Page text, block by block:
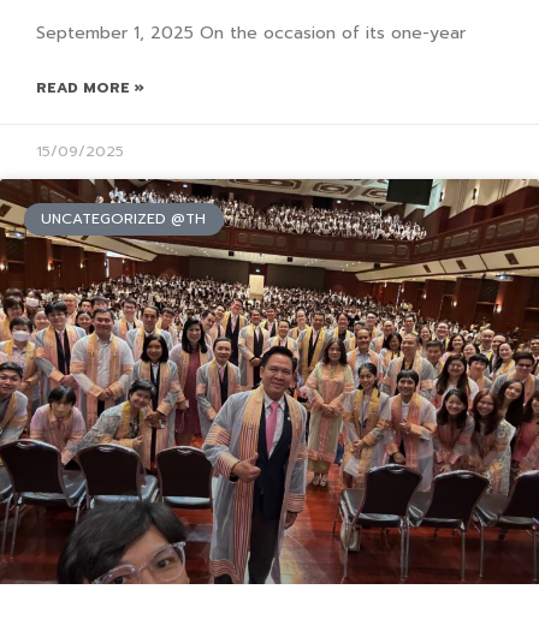
September 1, 2025 On the occasion of its one-year
READ MORE »
15/09/2025
UNCATEGORIZED @TH